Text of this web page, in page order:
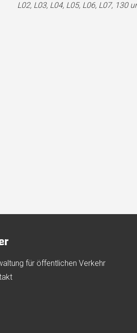
L02, L03, L04, L05, L06, L07, 130
für öffentlichen Verkehr